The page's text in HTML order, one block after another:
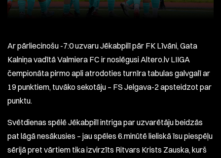
Ar pārliecinošu -7:0 uzvaru Jēkabpilī pār FK Līvāni, Gata
Kalniņa vadītā Valmiera FC ir noslēgusi Altero.lv LIIGA
čempionāta pirmo apli atrodoties turnīra tabulas galvgalī ar
19 punktiem, tuvāko sekotāju – FS Jelgava-2 apsteidzot par
punktu.
Svētdienas spēlē Jēkabpilī intriga par uzvarētāju beidzās
pat lāgā nesākusies – jau spēles 6.minūtē lieliskā īsu piespēļu
sērijā pret vārtiem tika izvirzīts Ritvars Krists Zauska, kurš